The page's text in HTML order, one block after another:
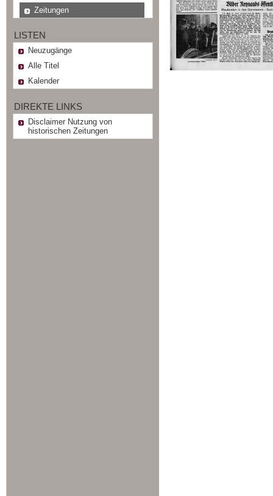
Zeitungen
LISTEN
Neuzugänge
Alle Titel
Kalender
DIREKTE LINKS
Disclaimer Nutzung von
historischen Zeitungen